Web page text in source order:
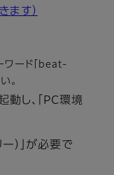
す）
ード「beat-
。
し、「PC環境
）」が必要で